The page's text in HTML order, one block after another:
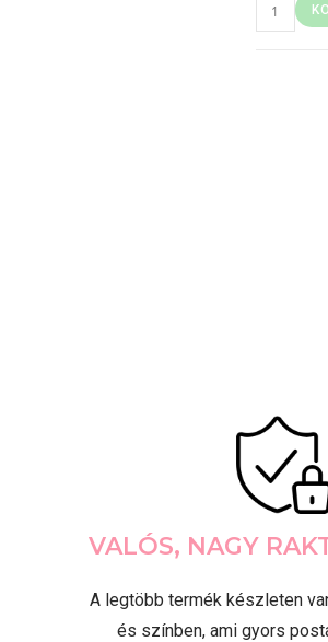
VALÓS, NAGY
A legtöbb termék készleten
és színben, ami gyors